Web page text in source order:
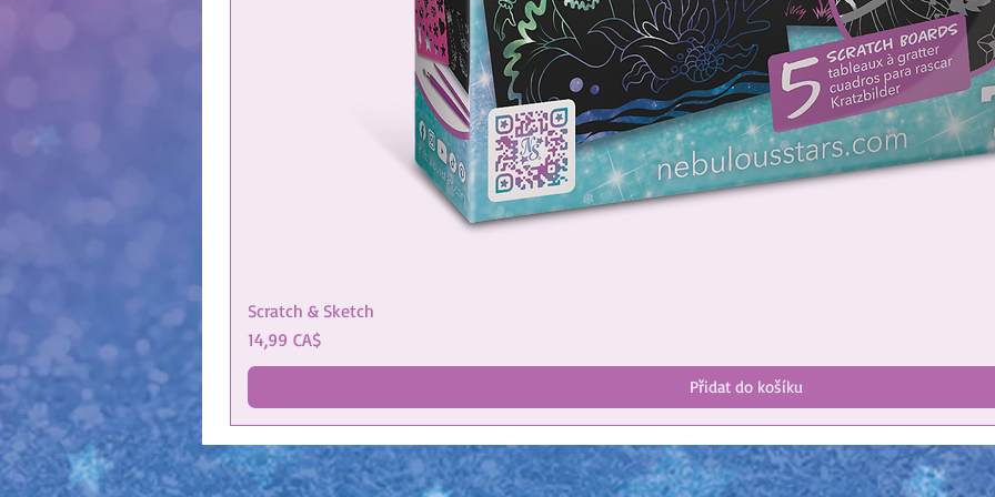
Scratch & Sketch
Cena
14,99 CA$
Přidat do košíku